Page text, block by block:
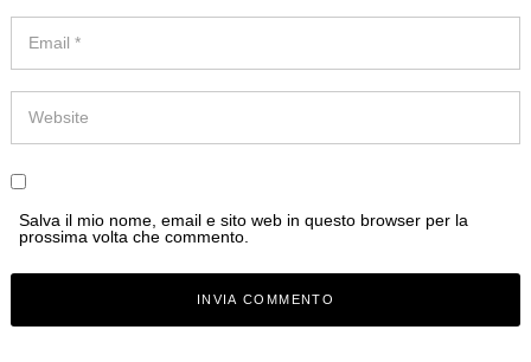
Salva il mio nome, email e sito web in questo browser per la
prossima volta che commento.